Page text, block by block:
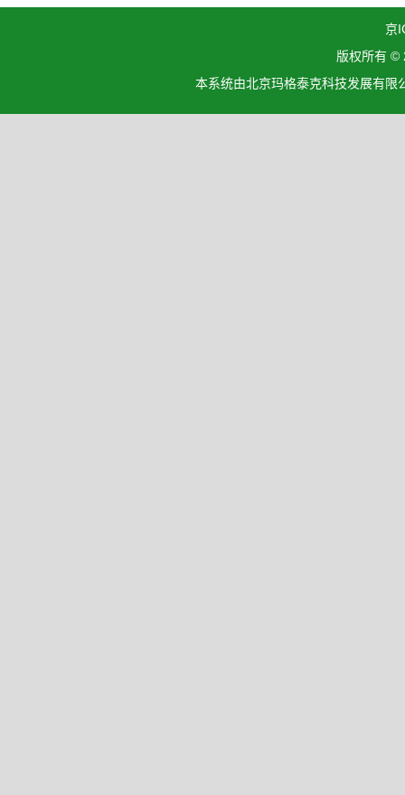
京
版权所有 ©
本系统由北京玛格泰克科技发展有